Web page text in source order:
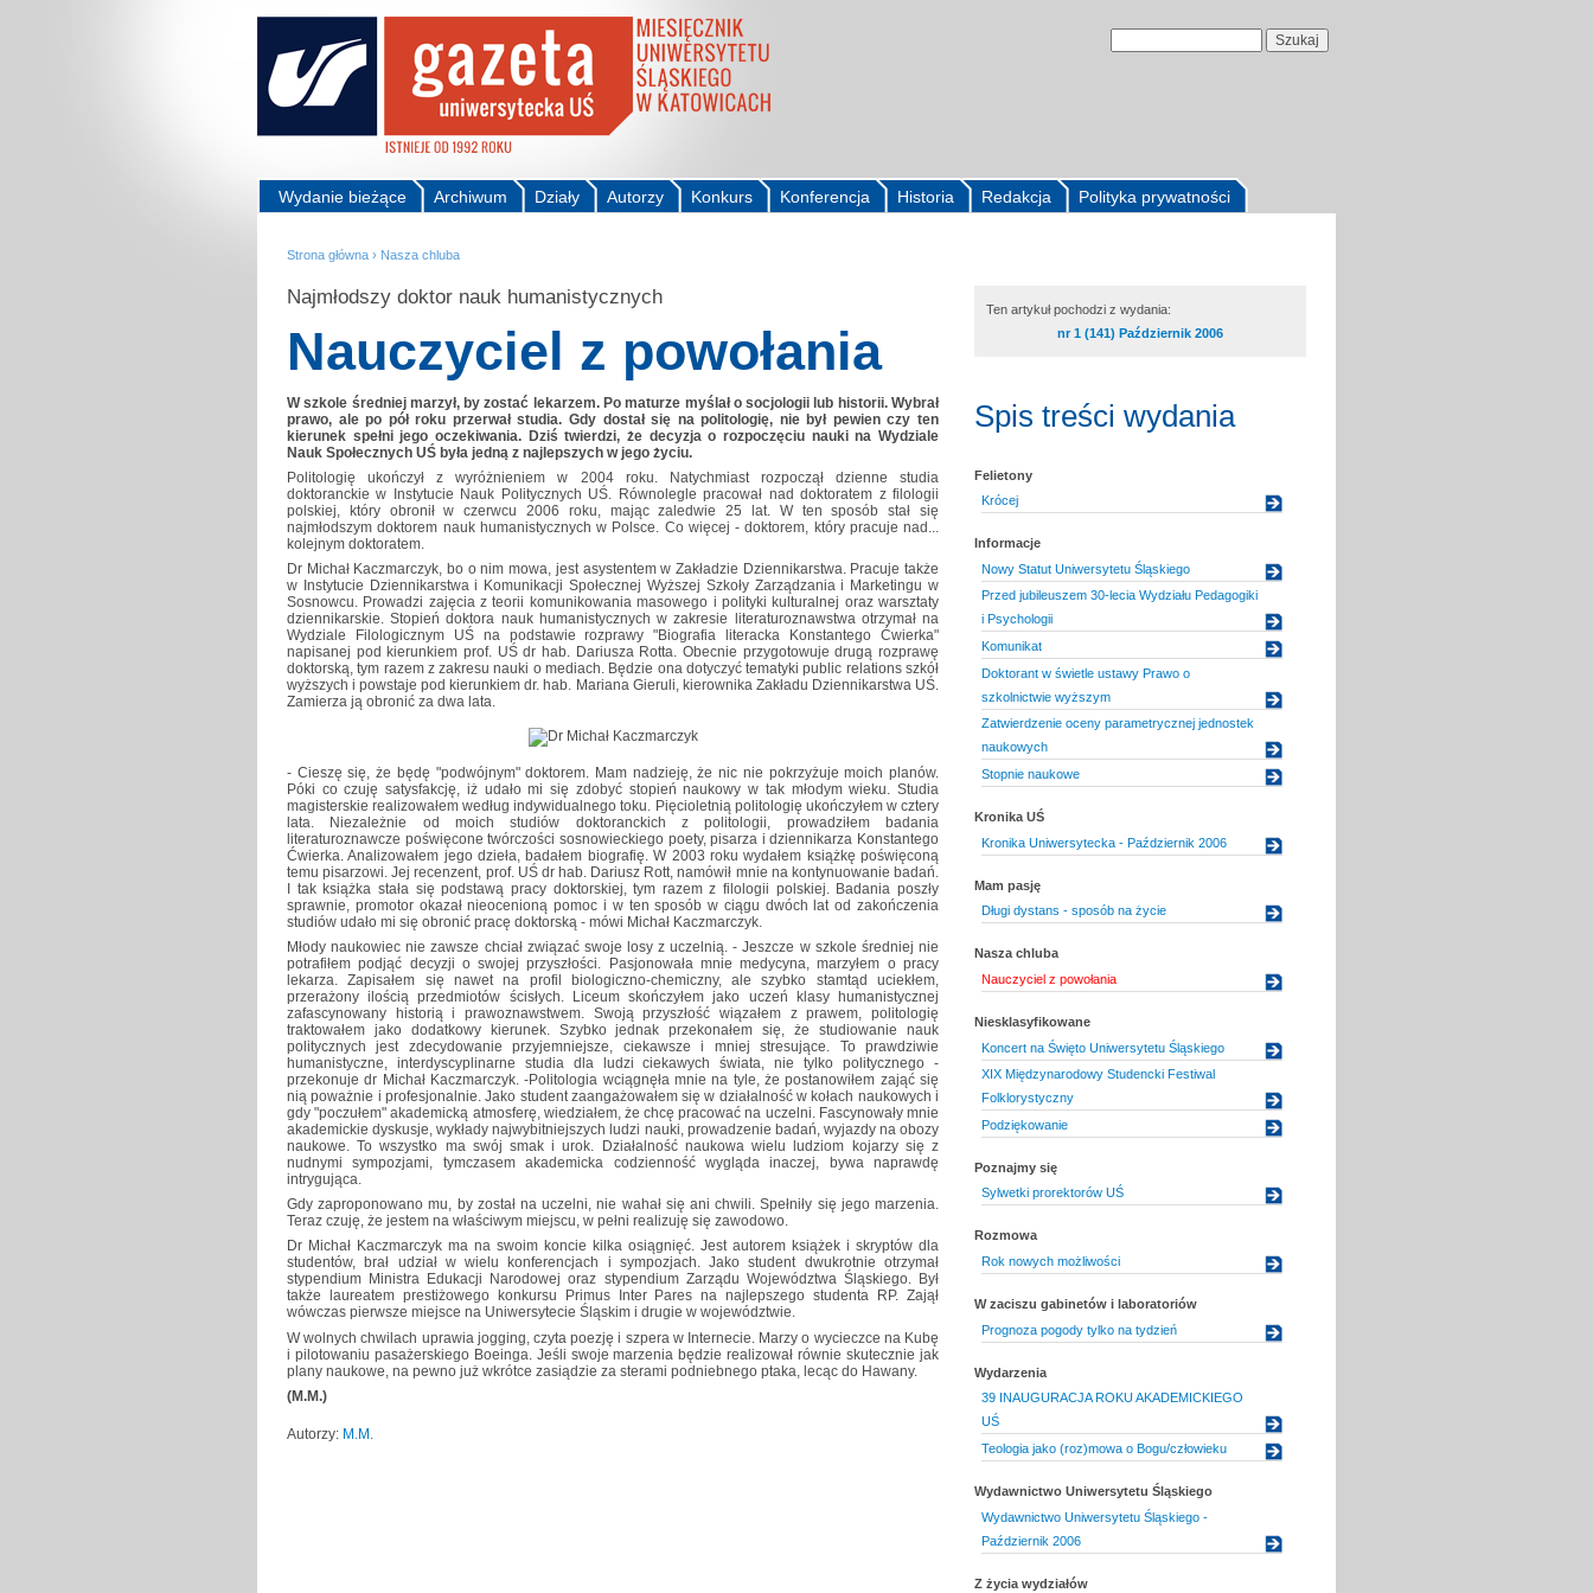
Polityka prywatności
Redakcja
Historia
Konferencja
Konkurs
Autorzy
Działy
Archiwum
Wydanie bieżące
Strona główna › Nasza chluba
Najmłodszy doktor nauk humanistycznych
Nauczyciel z powołania
W szkole średniej marzył, by zostać lekarzem. Po maturze myślał o socjologii lub historii. Wybrał
prawo, ale po pół roku przerwał studia. Gdy dostał się na politologię, nie był pewien czy ten
kierunek spełni jego oczekiwania. Dziś twierdzi, że decyzja o rozpoczęciu nauki na Wydziale
Nauk Społecznych UŚ była jedną z najlepszych w jego życiu.
Politologię ukończył z wyróżnieniem w 2004 roku. Natychmiast rozpoczął dzienne studia
doktoranckie w Instytucie Nauk Politycznych UŚ. Równolegle pracował nad doktoratem z filologii
polskiej, który obronił w czerwcu 2006 roku, mając zaledwie 25 lat. W ten sposób stał się
najmłodszym doktorem nauk humanistycznych w Polsce. Co więcej - doktorem, który pracuje nad...
kolejnym doktoratem.
Dr Michał Kaczmarczyk, bo o nim mowa, jest asystentem w Zakładzie Dziennikarstwa. Pracuje także
w Instytucie Dziennikarstwa i Komunikacji Społecznej Wyższej Szkoły Zarządzania i Marketingu w
Sosnowcu. Prowadzi zajęcia z teorii komunikowania masowego i polityki kulturalnej oraz warsztaty
dziennikarskie. Stopień doktora nauk humanistycznych w zakresie literaturoznawstwa otrzymał na
Wydziale Filologicznym UŚ na podstawie rozprawy "Biografia literacka Konstantego Ćwierka"
napisanej pod kierunkiem prof. UŚ dr hab. Dariusza Rotta. Obecnie przygotowuje drugą rozprawę
doktorską, tym razem z zakresu nauki o mediach. Będzie ona dotyczyć tematyki public relations szkół
wyższych i powstaje pod kierunkiem dr. hab. Mariana Gieruli, kierownika Zakładu Dziennikarstwa UŚ.
Zamierza ją obronić za dwa lata.
- Cieszę się, że będę "podwójnym" doktorem. Mam nadzieję, że nic nie pokrzyżuje moich planów.
Póki co czuję satysfakcję, iż udało mi się zdobyć stopień naukowy w tak młodym wieku. Studia
magisterskie realizowałem według indywidualnego toku. Pięcioletnią politologię ukończyłem w cztery
lata. Niezależnie od moich studiów doktoranckich z politologii, prowadziłem badania
literaturoznawcze poświęcone twórczości sosnowieckiego poety, pisarza i dziennikarza Konstantego
Ćwierka. Analizowałem jego dzieła, badałem biografię. W 2003 roku wydałem książkę poświęconą
temu pisarzowi. Jej recenzent, prof. UŚ dr hab. Dariusz Rott, namówił mnie na kontynuowanie badań.
I tak książka stała się podstawą pracy doktorskiej, tym razem z filologii polskiej. Badania poszły
sprawnie, promotor okazał nieocenioną pomoc i w ten sposób w ciągu dwóch lat od zakończenia
studiów udało mi się obronić pracę doktorską - mówi Michał Kaczmarczyk.
Młody naukowiec nie zawsze chciał związać swoje losy z uczelnią. - Jeszcze w szkole średniej nie
potrafiłem podjąć decyzji o swojej przyszłości. Pasjonowała mnie medycyna, marzyłem o pracy
lekarza. Zapisałem się nawet na profil biologiczno-chemiczny, ale szybko stamtąd uciekłem,
przerażony ilością przedmiotów ścisłych. Liceum skończyłem jako uczeń klasy humanistycznej
zafascynowany historią i prawoznawstwem. Swoją przyszłość wiązałem z prawem, politologię
traktowałem jako dodatkowy kierunek. Szybko jednak przekonałem się, że studiowanie nauk
politycznych jest zdecydowanie przyjemniejsze, ciekawsze i mniej stresujące. To prawdziwie
humanistyczne, interdyscyplinarne studia dla ludzi ciekawych świata, nie tylko politycznego -
przekonuje dr Michał Kaczmarczyk. -Politologia wciągnęła mnie na tyle, że postanowiłem zająć się
nią poważnie i profesjonalnie. Jako student zaangażowałem się w działalność w kołach naukowych i
gdy "poczułem" akademicką atmosferę, wiedziałem, że chcę pracować na uczelni. Fascynowały mnie
akademickie dyskusje, wykłady najwybitniejszych ludzi nauki, prowadzenie badań, wyjazdy na obozy
naukowe. To wszystko ma swój smak i urok. Działalność naukowa wielu ludziom kojarzy się z
nudnymi sympozjami, tymczasem akademicka codzienność wygląda inaczej, bywa naprawdę
intrygująca.
Gdy zaproponowano mu, by został na uczelni, nie wahał się ani chwili. Spełniły się jego marzenia.
Teraz czuję, że jestem na właściwym miejscu, w pełni realizuję się zawodowo.
Dr Michał Kaczmarczyk ma na swoim koncie kilka osiągnięć. Jest autorem książek i skryptów dla
studentów, brał udział w wielu konferencjach i sympozjach. Jako student dwukrotnie otrzymał
stypendium Ministra Edukacji Narodowej oraz stypendium Zarządu Województwa Śląskiego. Był
także laureatem prestiżowego konkursu Primus Inter Pares na najlepszego studenta RP. Zajął
wówczas pierwsze miejsce na Uniwersytecie Śląskim i drugie w województwie.
W wolnych chwilach uprawia jogging, czyta poezję i szpera w Internecie. Marzy o wycieczce na Kubę
i pilotowaniu pasażerskiego Boeinga. Jeśli swoje marzenia będzie realizował równie skutecznie jak
plany naukowe, na pewno już wkrótce zasiądzie za sterami podniebnego ptaka, lecąc do Hawany.
(M.M.)
Autorzy: M.M.
Ten artykuł pochodzi z wydania:
nr 1 (141) Październik 2006
Spis treści wydania
Felietony
Krócej
Informacje
Nowy Statut Uniwersytetu Śląskiego
Przed jubileuszem 30-lecia Wydziału Pedagogiki
i Psychologii
Komunikat
Doktorant w świetle ustawy Prawo o
szkolnictwie wyższym
Zatwierdzenie oceny parametrycznej jednostek
naukowych
Stopnie naukowe
Kronika UŚ
Kronika Uniwersytecka - Październik 2006
Mam pasję
Długi dystans - sposób na życie
Nasza chluba
Nauczyciel z powołania
Niesklasyfikowane
Koncert na Święto Uniwersytetu Śląskiego
XIX Międzynarodowy Studencki Festiwal
Folklorystyczny
Podziękowanie
Poznajmy się
Sylwetki prorektorów UŚ
Rozmowa
Rok nowych możliwości
W zaciszu gabinetów i laboratoriów
Prognoza pogody tylko na tydzień
Wydarzenia
39 INAUGURACJA ROKU AKADEMICKIEGO
UŚ
Teologia jako (roz)mowa o Bogu/człowieku
Wydawnictwo Uniwersytetu Śląskiego
Wydawnictwo Uniwersytetu Śląskiego -
Październik 2006
Z życia wydziałów